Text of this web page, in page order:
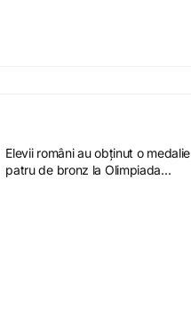
Elevii români au obținut o
patru de bronz la Olimpiada...